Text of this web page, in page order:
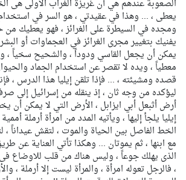
الصعوبة عندهم هي أن غريزة الغراب الأولى هى
يعطى ، ... وهذا في عقيدتي ، هو السر في استخدام
ومجده في السيطرة على الغرائز ، فهو يعطيك
يفنيك بتغيير مجرى الغرائز في العجماوات أو
يمكن أن يجعل القاسي ودوداً ، والشحيح سخياً ،
معطياً ، ويده لا تقصر عن استخدام الجماد
قصده ومشيئته ، ... فإذا تلقن إيليا هذا الدرس ،
ليؤكده من وجه ثان ، إذ ينقله من إسرائيل إلى
أرض أثبعل أبي ايزابل ، الأرض التي لا يمكن أن
إيليا يلجأ إليها ، ويأتيه المدد من امرأة أرملة
الخط الفاصل بين الحياة والموت ، لتقش عيداناً ،
مع ابنها ، ثم يموتان ... وهكذا تأتي العناية عن
الذى يهلك جوعاً ، وليس هناك من قلب للاوضاع فى
، فالرجل تعوله امرأة ، والمرأة ليست إلا أرملة ،